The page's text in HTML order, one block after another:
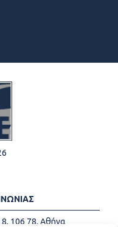
8, 106 78, Αθήνα